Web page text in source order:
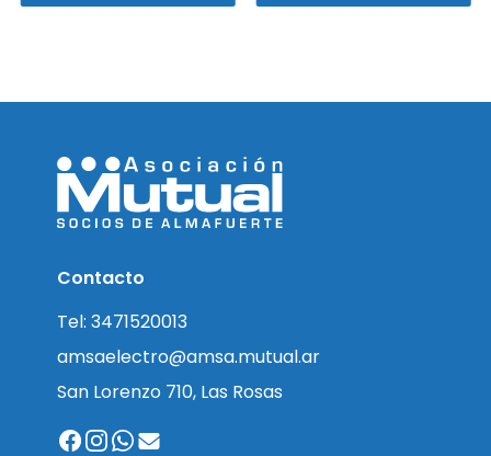
Contacto
Tel: 3471520013
amsaelectro@amsa.mutual.ar
San Lorenzo 710, Las Rosas